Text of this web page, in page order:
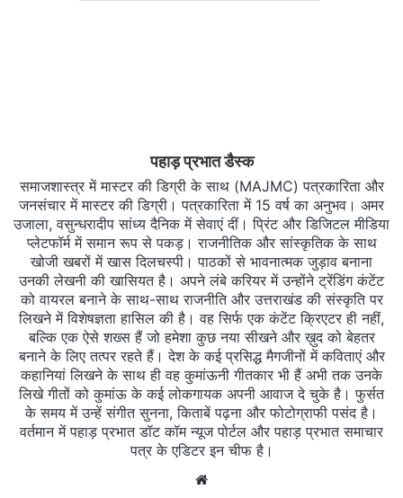
पहाड़ प्रभात डैस्क
समाजशास्त्र में मास्टर की डिग्री के साथ (MAJMC) पत्रकारिता और
जनसंचार में मास्टर की डिग्री। पत्रकारिता में 15 वर्ष का अनुभव। अमर
उजाला, वसुन्धरादीप सांध्य दैनिक में सेवाएं दीं। प्रिंट और डिजिटल मीडिया
प्लेटफॉर्म में समान रूप से पकड़। राजनीतिक और सांस्कृतिक के साथ
खोजी खबरों में खास दिलचस्‍पी। पाठकों से भावनात्मक जुड़ाव बनाना
उनकी लेखनी की खासियत है। अपने लंबे करियर में उन्होंने ट्रेंडिंग कंटेंट
को वायरल बनाने के साथ-साथ राजनीति और उत्तराखंड की संस्कृति पर
लिखने में विशेषज्ञता हासिल की है। वह सिर्फ एक कंटेंट क्रिएटर ही नहीं,
बल्कि एक ऐसे शख्स हैं जो हमेशा कुछ नया सीखने और ख़ुद को बेहतर
बनाने के लिए तत्पर रहते हैं। देश के कई प्रसिद्ध मैगजीनों में कविताएं और
कहानियां लिखने के साथ ही वह कुमांऊनी गीतकार भी हैं अभी तक उनके
लिखे गीतों को कुमांऊ के कई लोकगायक अपनी आवाज दे चुके है। फुर्सत
के समय में उन्हें संगीत सुनना, किताबें पढ़ना और फोटोग्राफी पसंद है।
वर्तमान में पहाड़ प्रभात डॉट कॉम न्यूज पोर्टल और पहाड़ प्रभात समाचार
पत्र के एडिटर इन चीफ है।
Website